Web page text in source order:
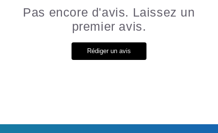
Pas encore d'avis. Laissez un
premier avis.
Rédiger un avis